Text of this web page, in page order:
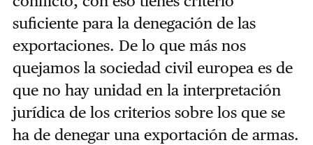
suficiente para la denegación de las
exportaciones. De lo que más nos
quejamos la sociedad civil europea es de
que no hay unidad en la interpretación
jurídica de los criterios sobre los que se
ha de denegar una exportación de armas.